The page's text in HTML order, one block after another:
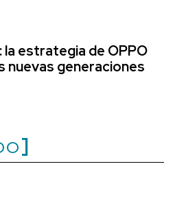
la estrategia de OPPO
nuevas generaciones